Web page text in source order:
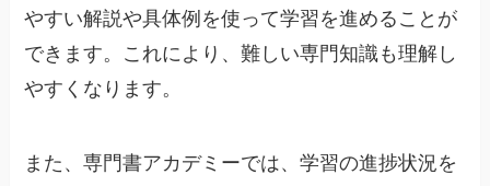
やすい解説や具体例を使って学習を進めることが
できます。これにより、難しい専門知識も理解し
やすくなります。
また、専門書アカデミーでは、学習の進捗状況を